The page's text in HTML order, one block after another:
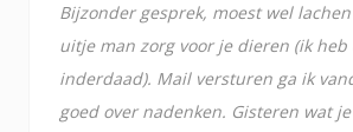
Bijzonder gesprek, moest wel
uitje man zorg voor je dieren (ik heb
inderdaad). Mail versturen ga ik
goed over nadenken. Gisteren wat